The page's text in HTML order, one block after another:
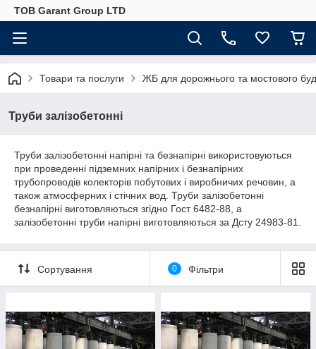
ТОВ Garant Group LTD
Товари та послуги ЖБ для дорожнього та мостового
Труби залізобетонні
Труби залізобетонні напірні та безнапірні використовуються
при проведенні підземних напірних і безнапірних
трубопроводів колекторів побутових і виробничих речовин, а
також атмосферних і стічних вод. Труби залізобетонні
безнапірні виготовляються згідно Гост 6482-88, а
залізобетонні труби напірні виготовляються за Дсту 24983-81.
Сортування 0 Фільтри